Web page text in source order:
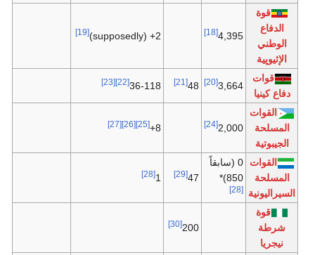
قوة
الدفاع
الوطني
الإثيوپية
4,395
[18]
2+ (supposedly)
[19]
قوات
دفاع كينيا
3,664
[20]
48
[21]
36-118
[22]
[23]
القوات
المسلحة
الجيبوتية
2,000
[24]
8+
[25]
[26]
[27]
القوات
المسلحة
السيراليونية
0 (سابقاً
850)*
[28]
47
[29]
1
[28]
قوة
شرطة
نيجريا
200
[30]